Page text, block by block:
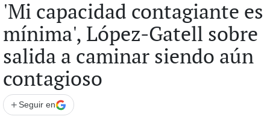
'Mi capacidad contagiante es
mínima', López-Gatell sobre
salida a caminar siendo aún
contagioso
+ Seguir en